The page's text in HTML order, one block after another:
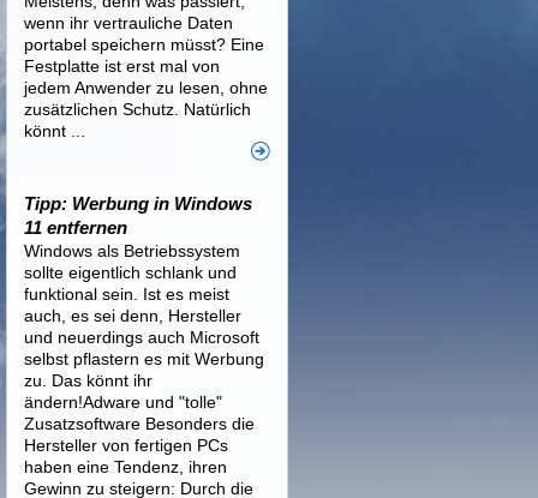
wenn ihr vertrauliche Daten
portabel speichern müsst? Eine
Festplatte ist erst mal von
jedem Anwender zu lesen, ohne
zusätzlichen Schutz. Natürlich
könnt ...
Tipp: Werbung in Windows
11 entfernen
Windows als Betriebssystem
sollte eigentlich schlank und
funktional sein. Ist es meist
auch, es sei denn, Hersteller
und neuerdings auch Microsoft
selbst pflastern es mit Werbung
zu. Das könnt ihr
ändern!Adware und "tolle"
Zusatzsoftware Besonders die
Hersteller von fertigen PCs
haben eine Tendenz, ihren
Gewinn zu steigern: Durch die